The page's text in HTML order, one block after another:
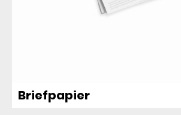
Briefpapier